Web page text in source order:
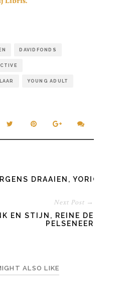
DAVIDFONDS
YOUNG ADULT
DRAAIEN, YORICK
Next Post →
EN STIJN, REINE DE
PELSENEER
ALSO LIKE